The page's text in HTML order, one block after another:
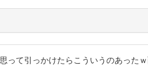
思って引っかけたらこういうのあっ